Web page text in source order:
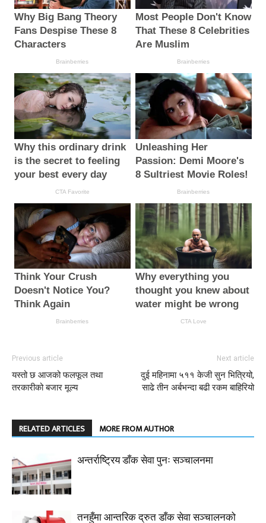
Previous article
यस्तो छ आजको फलफूल तथा
तरकारीको बजार मूल्य
Next article
दुई महिनामा ५११ केजी सुन भित्रियो,
साढे तीन अर्बभन्दा बढी रकम बाहिरियो
RELATED ARTICLES MORE FROM AUTHOR
अन्तर्राष्ट्रिय डाँक सेवा पुनः सञ्चालनमा
तनहुँमा आन्तरिक द्रुत डाँक सेवा सञ्चालनको